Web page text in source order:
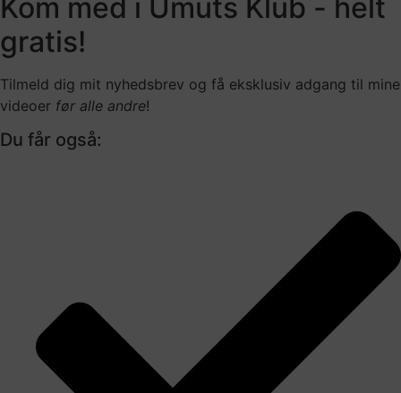
Kom med i Umuts Klub - helt
gratis!
Tilmeld dig mit nyhedsbrev og få eksklusiv adgang til mine
videoer før alle andre!
Du får også: